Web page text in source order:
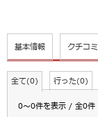
基本情報 クチコミ
全て(0) 行った(0)
0～0件を表示 / 全0件